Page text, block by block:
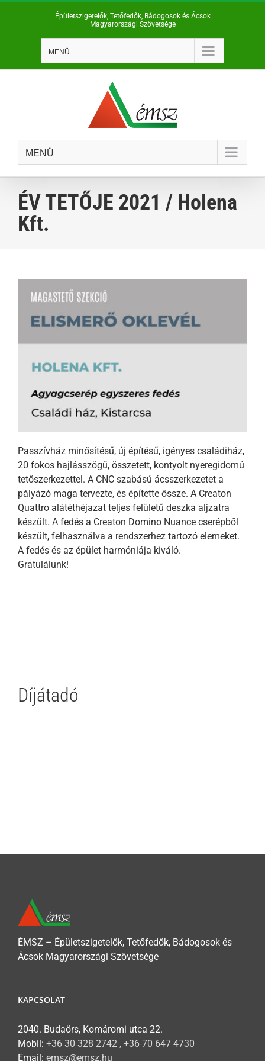
Épületszigetelők, Tetőfedők, Bádogosok és Ácsok
Magyarországi Szövetsége
MENÜ
MENÜ
ÉV TETŐJE 2021 / Holena
Kft.
Passzívház minősítésű, új építésű, igényes családiház,
20 fokos hajlásszögű, összetett, kontyolt nyeregidomú
tetőszerkezettel. A CNC szabású ácsszerkezetet a
pályázó maga tervezte, és építette össze. A Creaton
Quattro alátéthéjazat teljes felületű deszka aljzatra
készült. A fedés a Creaton Domino Nuance cserépből
készült, felhasználva a rendszerhez tartozó elemeket.
A fedés és az épület harmóniája kiváló.
Gratulálunk!
Díjátadó
ÉMSZ – Épületszigetelők, Tetőfedők, Bádogosok és
Ácsok Magyarországi Szövetsége
KAPCSOLAT
2040. Budaörs, Komáromi utca 22.
Mobil: +36 30 328 2742 , +36 70 647 4730
Email: emsz@emsz.hu